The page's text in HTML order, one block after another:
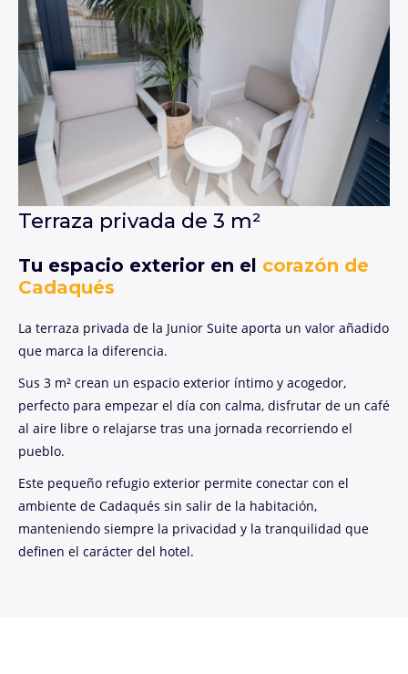
Terraza privada de 3 m²
Tu espacio exterior en el corazón de
Cadaqués
La terraza privada de la Junior Suite aporta un valor añadido
que marca la diferencia.
Sus 3 m² crean un espacio exterior íntimo y acogedor,
perfecto para empezar el día con calma, disfrutar de un café
al aire libre o relajarse tras una jornada recorriendo el
pueblo.
Este pequeño refugio exterior permite conectar con el
ambiente de Cadaqués sin salir de la habitación,
manteniendo siempre la privacidad y la tranquilidad que
definen el carácter del hotel.